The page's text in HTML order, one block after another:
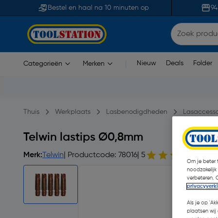
Bestel en haal na 10 minuten op
Categorieën Merken Nieuw Deals Folder
Thuis Werkplaats Lasbenodigdheden
Telwin lastips Ø0,8mm
Merk: Telwin | Productcode: 78016 | 5
Om je beter
verbeteren.
Als je op
plaatsen wij